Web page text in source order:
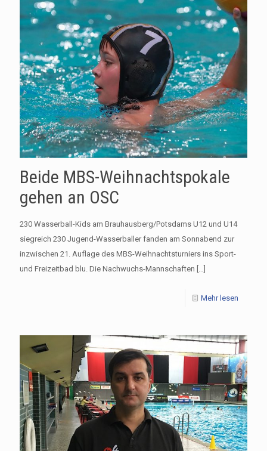
Beide MBS-Weihnachtspokale
gehen an OSC
230 Wasserball-Kids am Brauhausberg/Potsdams U12 und U14
siegreich 230 Jugend-Wasserballer fanden am Sonnabend zur
inzwischen 21. Auflage des MBS-Weihnachtsturniers ins Sport-
und Freizeitbad blu. Die Nachwuchs-Mannschaften […]
Mehr lesen